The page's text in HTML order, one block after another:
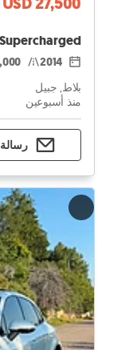
2014
بلاط, جبيل
منذ أسبوعين
رسالة